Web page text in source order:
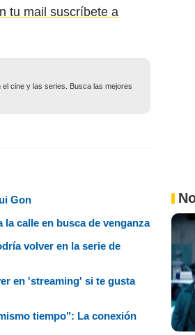
tu mail suscríbete a
cine y las series. Busca las mejores
Gon
calle en busca de venganza
volver en la serie de
en 'streaming' si te gusta
tiempo": La conexión